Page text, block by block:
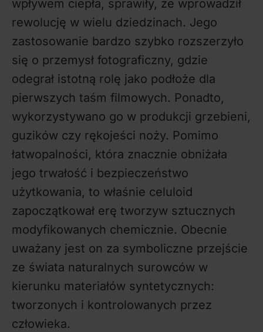
wpływem ciepła, sprawiły, że wprowadził
rewolucję w wielu dziedzinach. Jego
zastosowanie bardzo szybko rozszerzyło
się o przemysł fotograficzny, gdzie
odegrał istotną rolę jako podłoże dla
pierwszych taśm filmowych. Ponadto,
wykorzystywano go w produkcji grzebieni,
guzików czy rękojeści noży. Pomimo
łatwopalności, która znacznie obniżała
jego trwałość i bezpieczeństwo
użytkowania, to właśnie celuloid
zapoczątkował erę tworzyw sztucznych
modyfikowanych chemicznie. Obecnie
uważany jest on za symboliczne przejście
ze świata naturalnych surowców w
kierunku materiałów syntetycznych:
tworzonych i kontrolowanych przez
człowieka.